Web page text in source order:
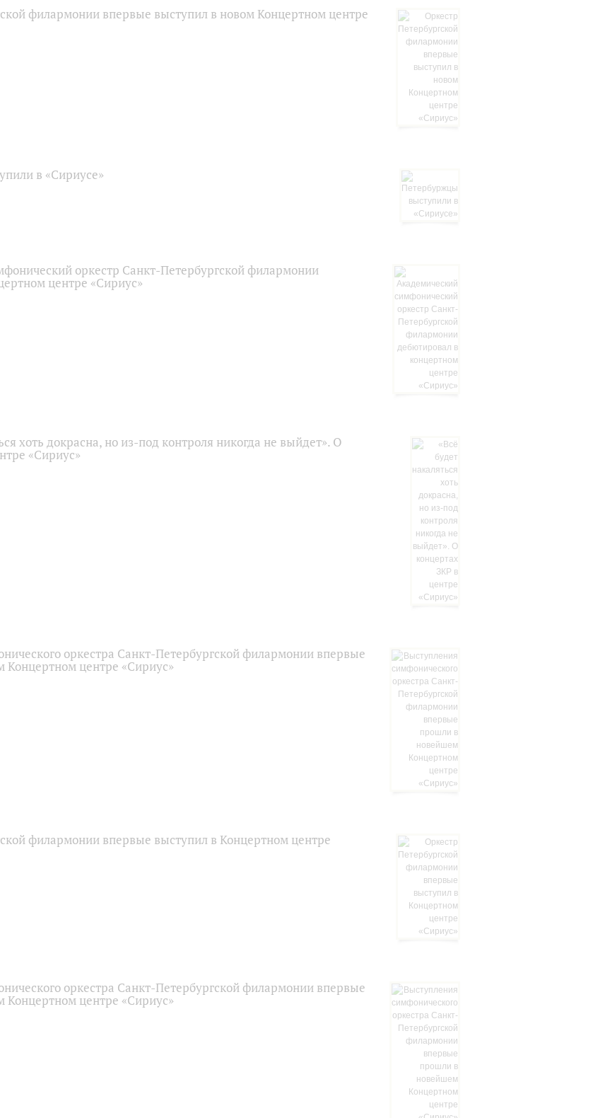
филармонии впервые выступил в новом Концертном центре
в «Сириусе»
оркестр Санкт-Петербургской филармонии
центре «Сириус»
хоть докрасна, но из-под контроля никогда не выйдет». О
«Сириус»
оркестра Санкт-Петербургской филармонии впервые
центре «Сириус»
филармонии впервые выступил в Концертном центре
оркестра Санкт-Петербургской филармонии впервые
центре «Сириус»